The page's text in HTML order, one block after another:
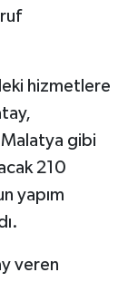
hizmetlere
Malatya gibi
210
yapım
veren